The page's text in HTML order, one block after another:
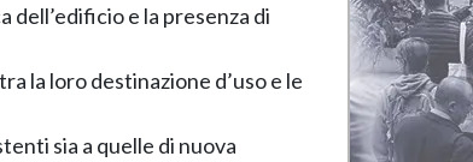
e la presenza di
la loro destinazione d’uso e le
sia a quelle di nuova